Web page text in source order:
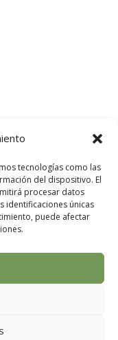
tecnologías como las
del dispositivo. El
procesar datos
identificaciones únicas
puede afectar